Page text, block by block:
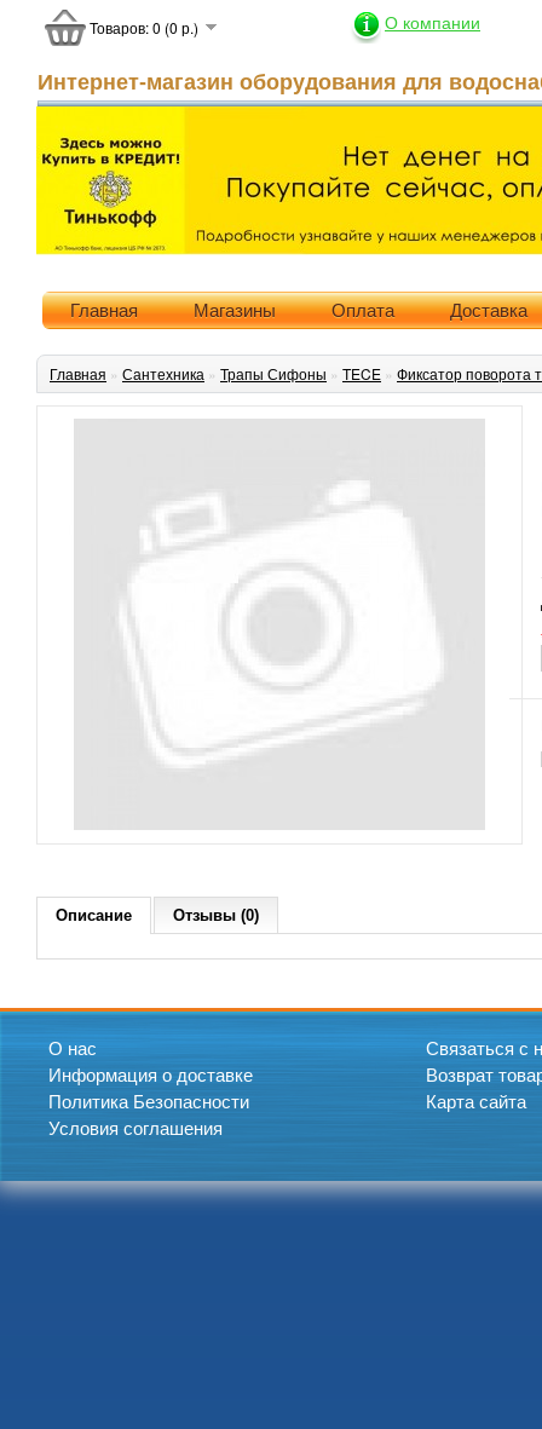
О компании
Интернет-магазин оборудования для
Товаров: 0 (0 р.)
Главная Магазины Оплата Доставка
Главная » Сантехника » Трапы Сифоны » TECE » Фиксатор поворота
Описание Отзывы (0)
О нас
Информация о доставке
Политика Безопасности
Условия соглашения
Связаться с
Возврат
Карта сайта